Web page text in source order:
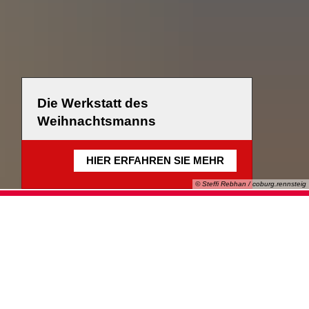
© Steffi Rebhan / coburg.rennsteig
Die Werkstatt des
Weihnachtsmanns
HIER ERFAHREN SIE MEHR